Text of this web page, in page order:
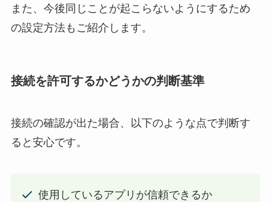
また、今後同じことが起こらないようにするため
の設定方法もご紹介します。
接続を許可するかどうかの判断基準
接続の確認が出た場合、以下のような点で判断す
ると安心です。
使用しているアプリが信頼できるか